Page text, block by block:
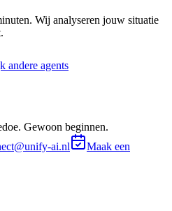
Wij analyseren jouw situatie
andere agents
Gewoon beginnen.
ai.nl
Maak een